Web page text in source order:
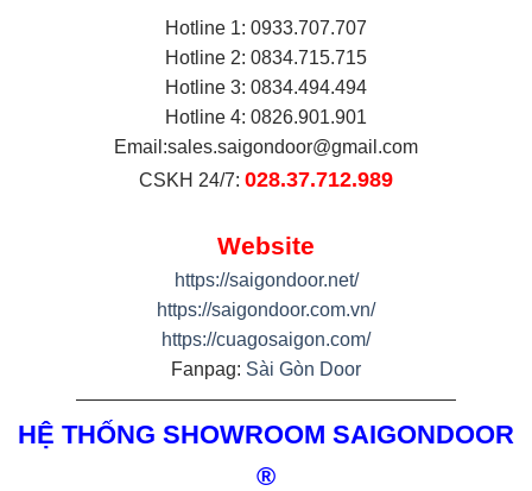
Hotline 1: 0933.707.707
Hotline 2: 0834.715.715
Hotline 3: 0834.494.494
Hotline 4: 0826.901.901
Email:sales.saigondoor@gmail.com
CSKH 24/7: 028.37.712.989
Website
https://saigondoor.net/
https://saigondoor.com.vn/
https://cuagosaigon.com/
Fanpag: Sài Gòn Door
————————————————————
HỆ THỐNG SHOWROOM SAIGONDOOR
®